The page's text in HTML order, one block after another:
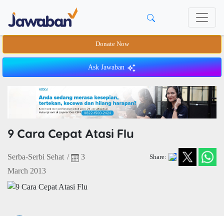
Donate Now
Ask Jawaban
9 Cara Cepat Atasi Flu
Serba-Serbi Sehat /
3
March 2013
Share: